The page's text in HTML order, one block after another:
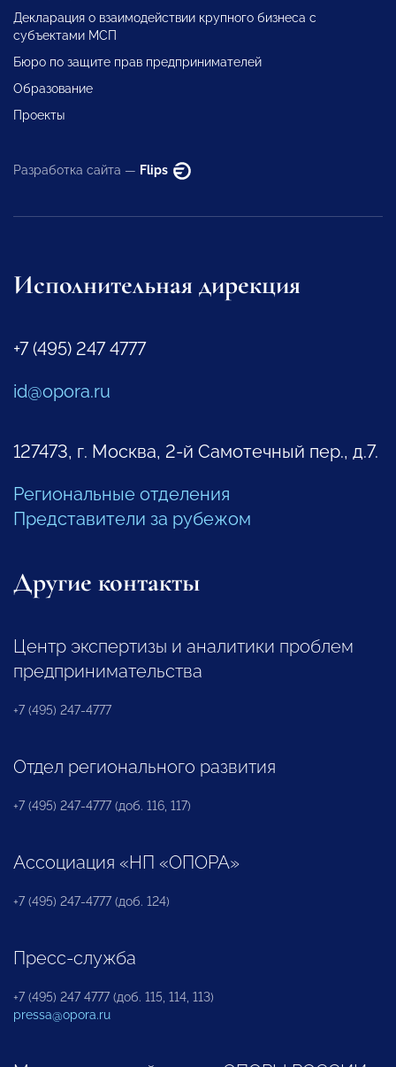
Декларация о взаимодействии крупного бизнеса с
субъектами МСП
Бюро по защите прав предпринимателей
Образование
Проекты
Разработка сайта — Flips
Исполнительная дирекция
+7 (495) 247 4777
id@opora.ru
127473, г. Москва, 2-й Самотечный пер., д.7.
Региональные отделения
Представители за рубежом
Другие контакты
Центр экспертизы и аналитики проблем
предпринимательства
+7 (495) 247-4777
Отдел регионального развития
+7 (495) 247-4777 (доб. 116, 117)
Ассоциация «НП «ОПОРА»
+7 (495) 247-4777 (доб. 124)
Пресс-служба
+7 (495) 247 4777 (доб. 115, 114, 113)
pressa@opora.ru